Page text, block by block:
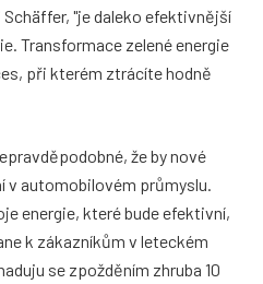
"je daleko efektivnější
Transformace zelené energie
při kterém ztrácíte hodně
že by nové
v automobilovém průmyslu.
energie, které bude efektivní,
k zákazníkům v leteckém
se zpožděním zhruba 10